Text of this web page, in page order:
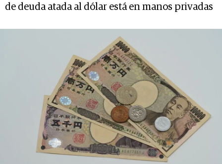
de deuda atada al dólar está en manos privadas